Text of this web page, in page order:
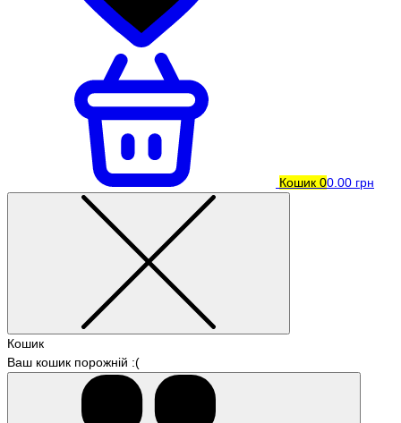
Кошик 00.00 грн
Кошик
Ваш кошик порожній :(